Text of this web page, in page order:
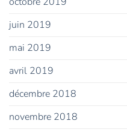
juin 2019
mai 2019
avril 2019
décembre 2018
novembre 2018